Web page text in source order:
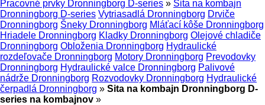
Pracovné prvky Dronningborg D-series » Sita na kombajn
Dronningborg D-series Vytriasadlá Dronningborg Drviče
Dronningborg Šneky Dronningborg Mláťací kôše Dronningborg
Hriadele Dronningborg Kladky Dronningborg Olejové chladiče
Dronningborg Obloženia Dronningborg Hydraulické
rozdeľovače Dronningborg Motory Dronningborg Prevodovky
Dronningborg Hydraulické valce Dronningborg Palivové
nádrže Dronningborg Rozvodovky Dronningborg Hydraulické
čerpadlá Dronningborg » Sita na kombajn Dronningborg D-
series na kombajnov »